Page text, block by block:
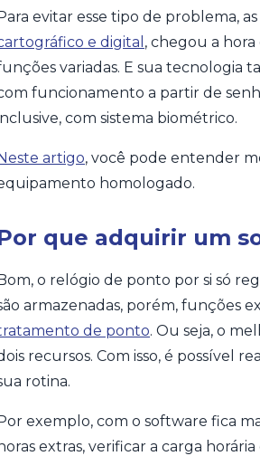
evitar esse tipo de problema,
e digital , chegou a
variadas. E sua tecnologia
funcionamento a partir de
com sistema biométrico.
artigo, você pode entender
homologado.
que adquirir um
o relógio de ponto por si só
armazenadas, porém, funções
de ponto. Ou seja, o
recursos. Com isso, é possível
rotina.
exemplo, com o software fica
horas extras, verificar a carga